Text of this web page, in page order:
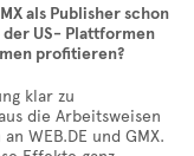
als Publisher schon
US- Plattformen
profitieren?
klar zu
die Arbeitsweisen
WEB.DE und GMX.